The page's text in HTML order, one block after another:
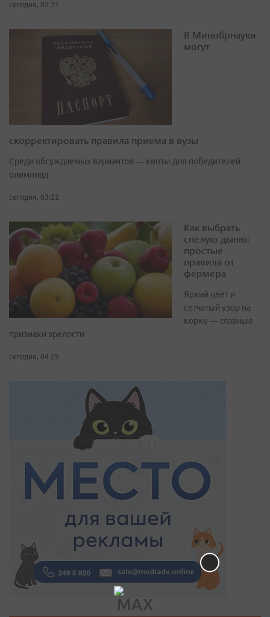
сегодня, 02:31
В Минобрнауки
могут
скорректировать правила приема в вузы
Среди обсуждаемых вариантов — квоты для победителей
олимпиад
сегодня, 03:22
Как выбрать
спелую дыню:
простые
правила от
фермера
Яркий цвет и
сетчатый узор на
корке — главные
признаки зрелости
сегодня, 04:29